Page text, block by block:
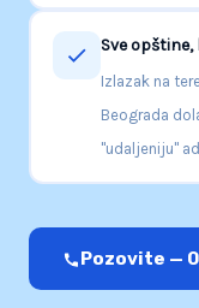
Sve
Izlazak na
Beograda
"udaljeniju"
Pozovite —